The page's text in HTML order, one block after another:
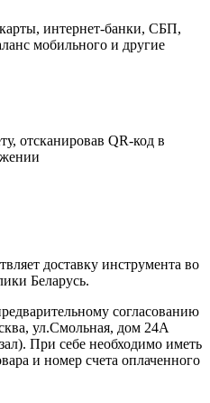
интернет-банки, СБП,
мобильного и другие
отсканировав QR-код в
доставку инструмента во
Беларусь.
согласованию
ул.Смольная, дом 24А
При себе необходимо иметь
и номер счета оплаченного